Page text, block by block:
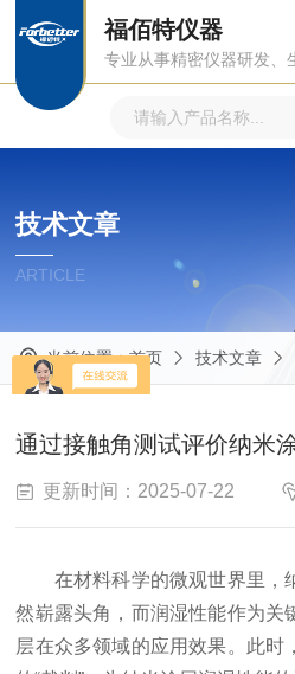
福佰特仪器
专业从事精密仪器研发、
技术文章
ARTICLE
当前位置：首页 技术文章
通过接触角测试评价纳米
更新时间：2025-07-22
在材料科学的微观世界里，
然崭露头角，而润湿性能作为关
层在众多领域的应用效果。此时